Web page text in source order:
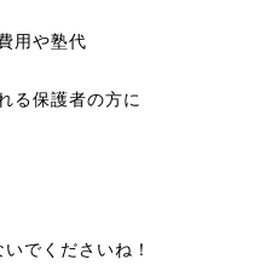
用や塾代
る保護者の方に
でくださいね！